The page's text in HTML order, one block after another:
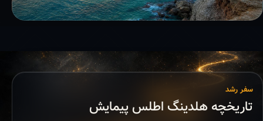
سفر رشد
تاریخچه هلدینگ اطلس پیمایش